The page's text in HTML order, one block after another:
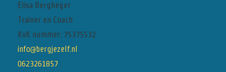
hiermeeElisa Bergheger
Trainer en Coach
KvK nummer: 75375532
info@bergjezelf.nl
0623261857